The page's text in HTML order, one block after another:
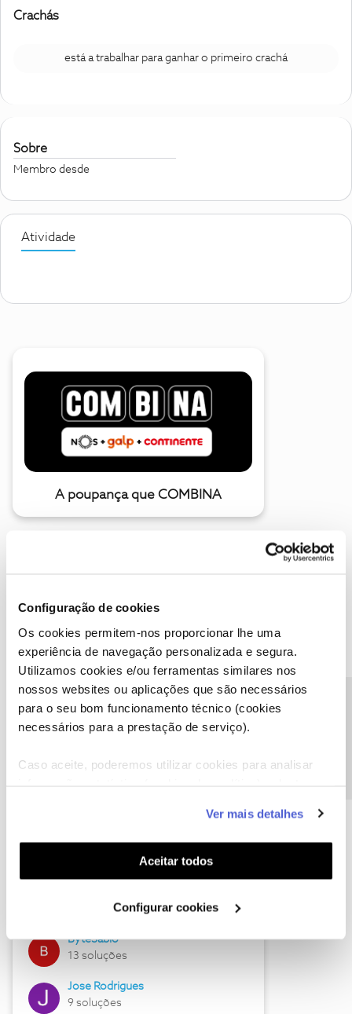
Configuração de cookies
Os cookies permitem-nos proporcionar lhe uma
experiência de navegação personalizada e segura.
Utilizamos cookies e/ou ferramentas similares nos
nossos websites ou aplicações que são necessários
para o seu bom funcionamento técnico (cookies
necessários para a prestação de serviço).
Caso aceite, poderemos utilizar cookies para analisar
funcionalidades (cookies de personalização e
funcionalidade) e adaptar anúncios aos seus interesses
(cookies de publicidade personalizada). Pode gerir a
utilização dos cookies clicando em "Configurar
Ver mais detalhes
Aceitar todos
Configurar cookies
Crachás
está a trabalhar para ganhar o primeiro crachá
Sobre
Membro desde
Atividade
A poupança que COMBINA
Descubra as novidades de julho
Hall of Fame de julho
17 soluções
ByteSábio
13 soluções
Jose Rodrigues
9 soluções